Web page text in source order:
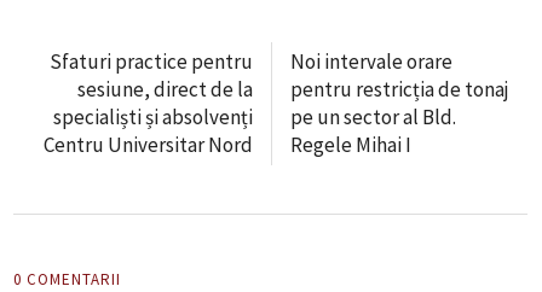
Sfaturi practice pentru
sesiune, direct de la
specialiști și absolvenți
Centru Universitar Nord
Noi intervale orare
pentru restricția de tonaj
pe un sector al Bld.
Regele Mihai I
0 COMENTARII